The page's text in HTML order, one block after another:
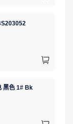
黑色 1# Bk